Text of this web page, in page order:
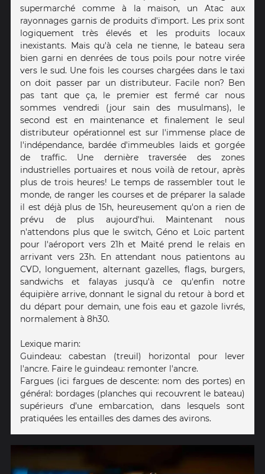
supermarché comme à la maison, un Atac aux
rayonnages garnis de produits d'import. Les prix sont
logiquement très élevés et les produits locaux
inexistants. Mais qu'à cela ne tienne, le bateau sera
bien garni en denrées de tous poils pour notre virée
vers le sud. Une fois les courses chargées dans le taxi
on doit passer par un distributeur. Facile non? Ben
pas tant que ça, le premier est fermé car nous
sommes vendredi (jour sain des musulmans), le
second est en maintenance et finalement le seul
distributeur opérationnel est sur l'immense place de
l'indépendance, bardée d'immeubles laids et gorgée
de traffic. Une dernière traversée des zones
industrielles portuaires et nous voilà de retour, après
plus de trois heures! Le temps de rassembler tout le
monde, de ranger les courses et de préparer la salade
il est déjà plus de 15h, heureusement qu'on a rien de
prévu de plus aujourd'hui. Maintenant nous
n'attendons plus que le switch, Géno et Loïc partent
pour l'aéroport vers 21h et Maïté prend le relais en
arrivant vers 23h. En attendant nous patientons au
CVD, longuement, alternant gazelles, flags, burgers,
sandwichs et falayas jusqu'à ce qu'enfin notre
équipière arrive, donnant le signal du retour à bord et
du départ pour demain, une fois eau et gazole livrés,
normalement à 8h30.
Lexique marin:
Guindeau: cabestan (treuil) horizontal pour lever
l'ancre. Faire le guindeau: remonter l'ancre.
Fargues (ici fargues de descente: nom des portes) en
général: bordages (planches qui recouvrent le bateau)
supérieurs d’une embarcation, dans lesquels sont
pratiquées les entailles des dames des avirons.